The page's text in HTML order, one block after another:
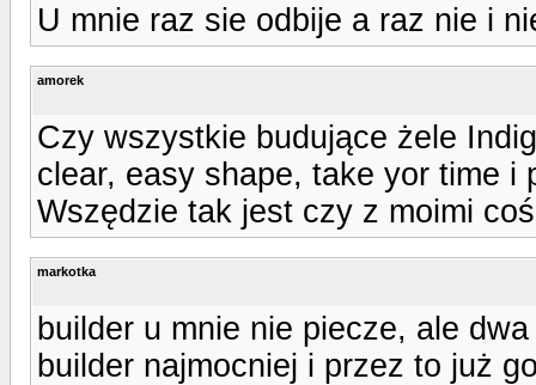
U mnie raz sie odbije a raz nie i
amorek
Czy wszystkie budujące żele
clear, easy shape, take yor time
Wszędzie tak jest czy z moimi
markotka
builder u mnie nie piecze, ale
builder najmocniej i przez to już